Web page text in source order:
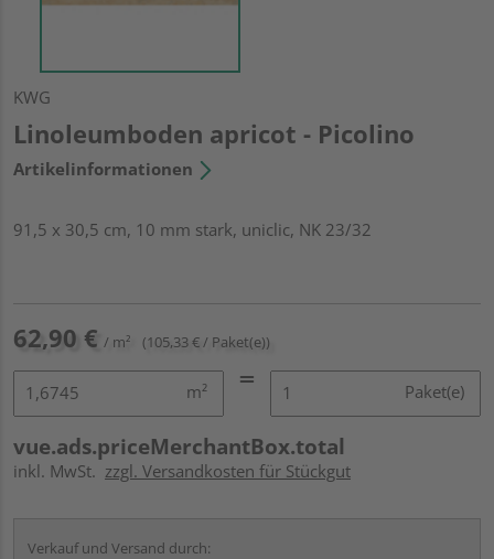
KWG
Linoleumboden apricot - Picolino
Artikelinformationen
91,5 x 30,5 cm, 10 mm stark, uniclic, NK 23/32
62,90 € / m² (105,33 € / Paket(e))
m² Paket(e)
vue.ads.priceMerchantBox.total
inkl. MwSt. zzgl. Versandkosten für Stückgut
Verkauf und Versand durch: